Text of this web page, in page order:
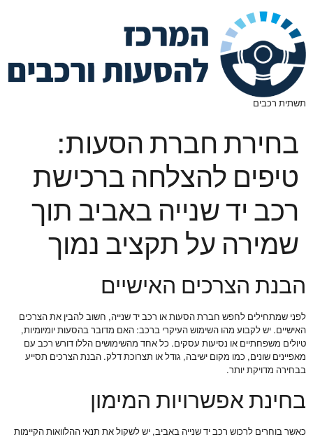
תשתית רכבים
בחירת חברת הסעות:
טיפים להצלחה ברכישת
רכב יד שנייה באביב תוך
שמירה על תקציב נמוך
הבנת הצרכים האישיים
לפני שמתחילים לחפש חברת הסעות או רכב יד שנייה, חשוב להבין את הצרכים
האישיים. יש לקבוע מהו השימוש העיקרי ברכב: האם מדובר בהסעות יומיומיות,
טיולים משפחתיים או נסיעות עסקים. כל אחד מהשימושים הללו דורש רכב עם
מאפיינים שונים, כמו מקום ישיבה, גודל או תצרוכת דלק. הבנת הצרכים תסייע
בבחירה מדויקת יותר.
בחינת אפשרויות המימון
כאשר בוחרים לרכוש רכב יד שנייה באביב, יש לשקול את תנאי ההלוואות הקיימות